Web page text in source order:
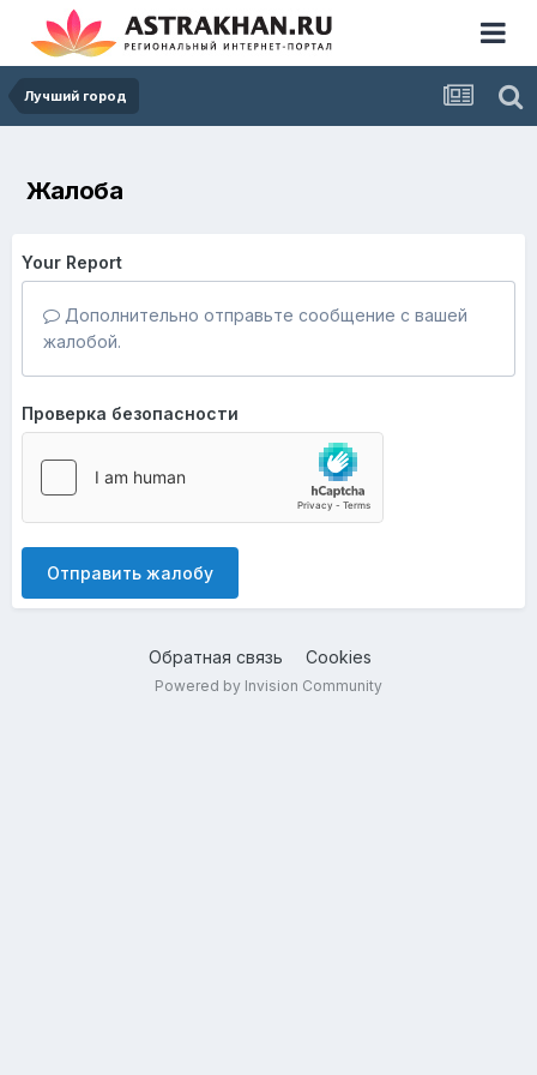
Лучший город
Жалоба
Your Report
Дополнительно отправьте сообщение с вашей
жалобой.
Проверка безопасности
Отправить жалобу
Обратная связь Cookies
Powered by Invision Community